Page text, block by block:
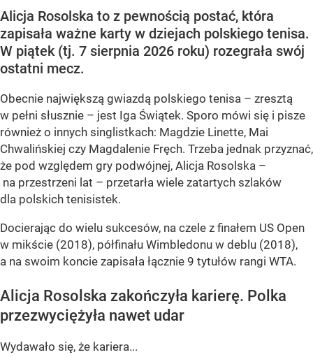
Alicja Rosolska to z pewnością postać, która
zapisała ważne karty w dziejach polskiego tenisa.
W piątek (tj. 7 sierpnia 2026 roku) rozegrała swój
ostatni mecz.
Obecnie największą gwiazdą polskiego tenisa – zresztą
w pełni słusznie – jest Iga Świątek. Sporo mówi się i pisze
również o innych singlistkach: Magdzie Linette, Mai
Chwalińskiej czy Magdalenie Fręch. Trzeba jednak przyznać,
że pod względem gry podwójnej, Alicja Rosolska –
na przestrzeni lat – przetarła wiele zatartych szlaków
dla polskich tenisistek.
Docierając do wielu sukcesów, na czele z finałem US Open
w mikście (2018), półfinału Wimbledonu w deblu (2018),
a na swoim koncie zapisała łącznie 9 tytułów rangi WTA.
Alicja Rosolska zakończyła karierę. Polka
przezwyciężyła nawet udar
Wydawało się, że kariera...